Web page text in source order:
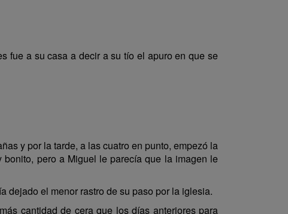
fue a su casa a decir a su tío el apuro en que se
y por la tarde, a las cuatro en punto, empezó la
pero a Miguel le parecía que la imagen le
dejado el menor rastro de su paso por la iglesia.
cantidad de cera que los días anteriores para